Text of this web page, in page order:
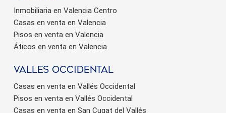
Inmobiliaria en Valencia Centro
Casas en venta en Valencia
Pisos en venta en Valencia
Áticos en venta en Valencia
valles occidental
Casas en venta en Vallés Occidental
Pisos en venta en Vallés Occidental
Casas en venta en San Cugat del Vallés